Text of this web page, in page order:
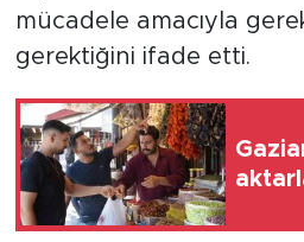
mücadele amacıyla
gerektiğini ifade etti.